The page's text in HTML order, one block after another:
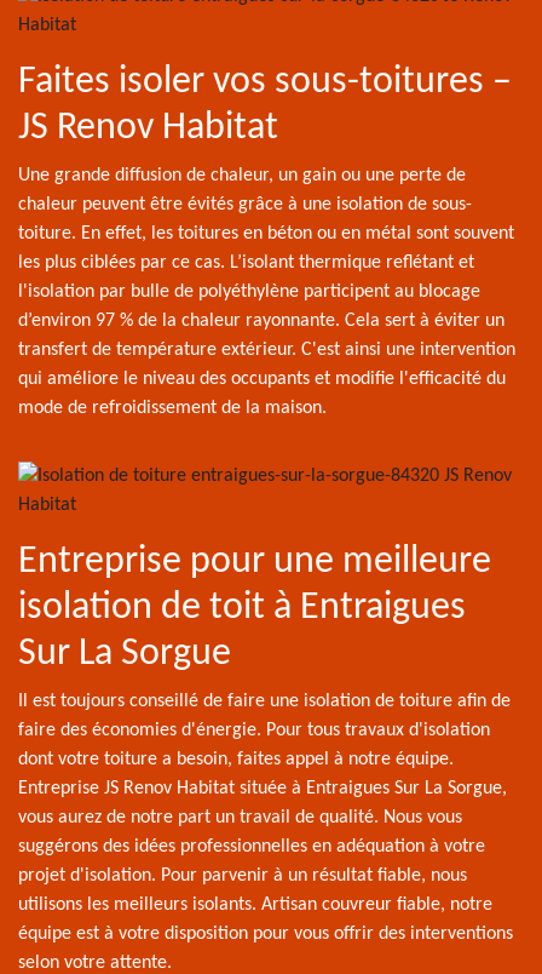
Faites isoler vos sous-toitures –
JS Renov Habitat
Une grande diffusion de chaleur, un gain ou une perte de
chaleur peuvent être évités grâce à une isolation de sous-
toiture. En effet, les toitures en béton ou en métal sont souvent
les plus ciblées par ce cas. L’isolant thermique reflétant et
l'isolation par bulle de polyéthylène participent au blocage
d’environ 97 % de la chaleur rayonnante. Cela sert à éviter un
transfert de température extérieur. C'est ainsi une intervention
qui améliore le niveau des occupants et modifie l'efficacité du
mode de refroidissement de la maison.
Entreprise pour une meilleure
isolation de toit à Entraigues
Sur La Sorgue
Il est toujours conseillé de faire une isolation de toiture afin de
faire des économies d'énergie. Pour tous travaux d'isolation
dont votre toiture a besoin, faites appel à notre équipe.
Entreprise JS Renov Habitat située à Entraigues Sur La Sorgue,
vous aurez de notre part un travail de qualité. Nous vous
suggérons des idées professionnelles en adéquation à votre
projet d'isolation. Pour parvenir à un résultat fiable, nous
utilisons les meilleurs isolants. Artisan couvreur fiable, notre
équipe est à votre disposition pour vous offrir des interventions
selon votre attente.